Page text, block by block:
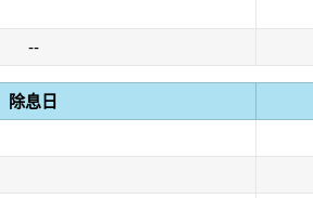
--
除息日